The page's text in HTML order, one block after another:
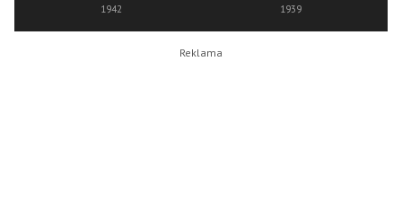
1942 1939